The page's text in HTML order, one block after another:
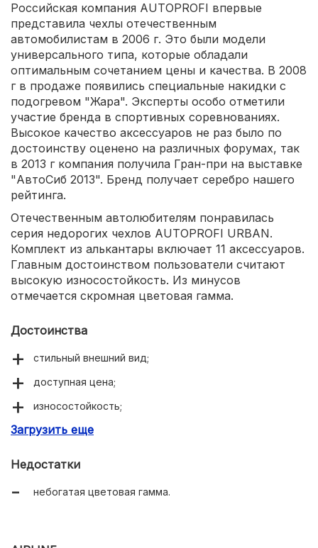
Российская компания AUTOPROFI впервые
представила чехлы отечественным
автомобилистам в 2006 г. Это были модели
универсального типа, которые обладали
оптимальным сочетанием цены и качества. В 2008
г в продаже появились специальные накидки с
подогревом "Жара". Эксперты особо отметили
участие бренда в спортивных соревнованиях.
Высокое качество аксессуаров не раз было по
достоинству оценено на различных форумах, так
в 2013 г компания получила Гран-при на выставке
"АвтоСиб 2013". Бренд получает серебро нашего
рейтинга.
Отечественным автолюбителям понравилась
серия недорогих чехлов AUTOPROFI URBAN.
Комплект из алькантары включает 11 аксессуаров.
Главным достоинством пользователи считают
высокую износостойкость. Из минусов
отмечается скромная цветовая гамма.
Достоинства
стильный внешний вид;
доступная цена;
износостойкость;
простота обслуживания.
Загрузить еще
Недостатки
небогатая цветовая гамма.